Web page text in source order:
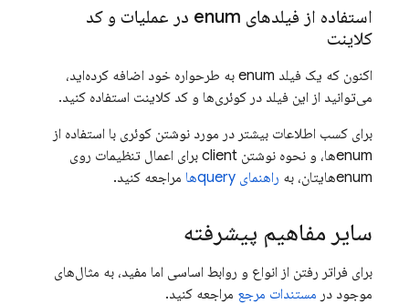
استفاده از فیلدهای enum در عملیات و کد
کلاینت
اکنون که یک فیلد enum به طرحواره خود اضافه کرده‌اید،
می‌توانید از این فیلد در کوئری‌ها و کد کلاینت استفاده کنید.
برای کسب اطلاعات بیشتر در مورد نوشتن کوئری با استفاده از
enumها، و نحوه نوشتن client برای اعمال تنظیمات روی
enumهایتان، به
راهنمای queryها مراجعه کنید.
سایر مفاهیم پیشرفته
برای فراتر رفتن از انواع و روابط اساسی اما مفید، به مثال‌های
موجود در مستندات مرجع مراجعه کنید.